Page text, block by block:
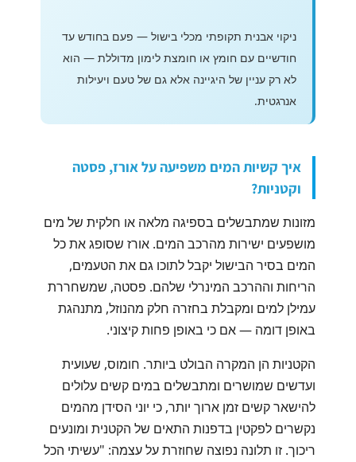
ניקוי אבנית תקופתי מכלי בישול — פעם בחודש עד
חודשיים עם חומץ או חומצת לימון מדוללת — הוא
לא רק עניין של היגיינה אלא גם של טעם ויעילות
אנרגטית.
איך קשיות המים משפיעה על אורז, פסטה
וקטניות?
מזונות שמתבשלים בספיגה מלאה או חלקית של מים
מושפעים ישירות מהרכב המים. אורז שסופג את כל
המים בסיר הבישול יקבל לתוכו גם את הטעמים,
הריחות וההרכב המינרלי שלהם. פסטה, שמשחררת
עמילן למים ומקבלת בחזרה חלק מהנוזל, מתנהגת
באופן דומה — אם כי באופן פחות קיצוני.
הקטניות הן המקרה הבולט ביותר. חומוס, שעועית
ועדשים שמושרים ומתבשלים במים קשים עלולים
להישאר קשים זמן ארוך יותר, כי יוני הסידן מהמים
נקשרים לפקטין בדפנות התאים של הקטנית ומונעים
ריכוך. זו תלונה נפוצה שחוזרת על עצמה: "עשיתי הכל